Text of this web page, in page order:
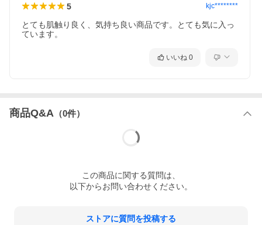
5 kjc********
とても肌触り良く、気持ち良い商品です。とても気に入っ
ています。
いいね 0
商品Q&A （0件）
この商品に関する質問は、
以下からお問い合わせください。
ストアに質問を投稿する